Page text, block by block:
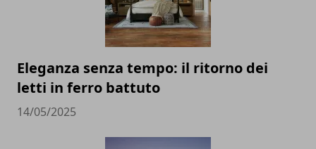
Eleganza senza tempo: il ritorno dei
letti in ferro battuto
14/05/2025